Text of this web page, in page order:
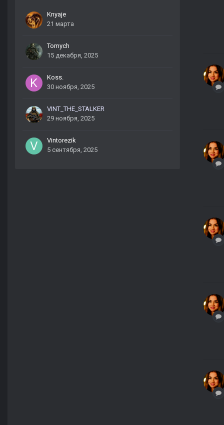
Knyaje
21 марта
Tomych
15 декабря, 2025
Koss.
30 ноября, 2025
VINT_THE_STALKER
29 ноября, 2025
Vintorezik
5 сентября, 2025